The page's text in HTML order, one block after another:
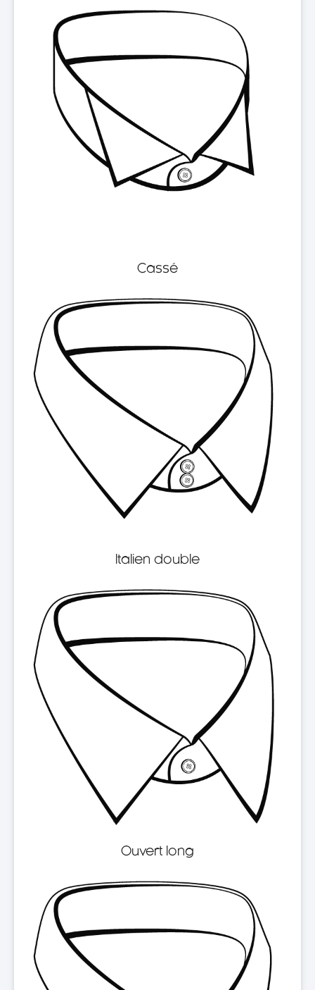
Cassé
Italien double
Ouvert long